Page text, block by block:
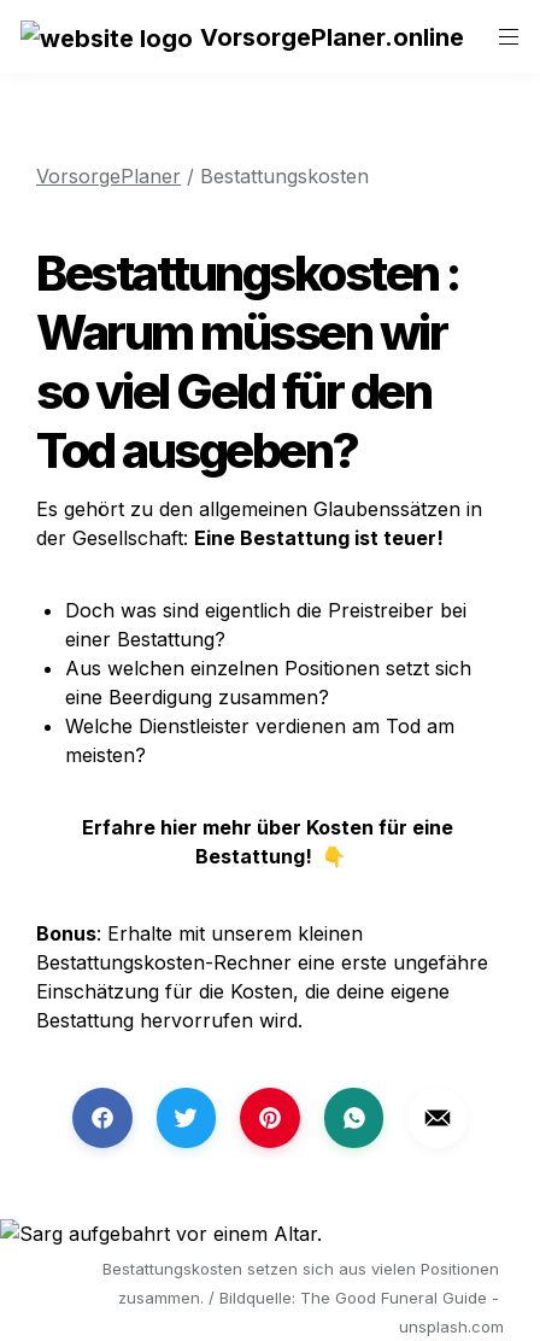
VorsorgePlaner.online
VorsorgePlaner / Bestattungskosten
Bestattungskosten:
Warum müssen wir
so viel Geld für den
Tod ausgeben?
Es gehört zu den allgemeinen Glaubenssätzen in
der Gesellschaft: Eine Bestattung ist teuer!
Doch was sind eigentlich die Preistreiber bei
einer Bestattung?
Aus welchen einzelnen Positionen setzt sich
eine Beerdigung zusammen?
Welche Dienstleister verdienen am Tod am
meisten?
Erfahre hier mehr über Kosten für eine
Bestattung!  👇
Bonus: Erhalte mit unserem kleinen
Bestattungskosten-Rechner eine erste ungefähre
Einschätzung für die Kosten, die deine eigene
Bestattung hervorrufen wird.
Bestattungskosten setzen sich aus vielen Positionen
zusammen. / Bildquelle: The Good Funeral Guide -
unsplash.com